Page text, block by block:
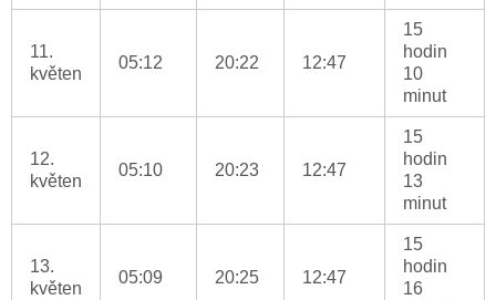
11.
květen
05:12 20:22 12:47
15
hodin
10
minut
12.
květen
05:10 20:23 12:47
15
hodin
13
minut
13.
květen
05:09 20:25 12:47
15
hodin
16